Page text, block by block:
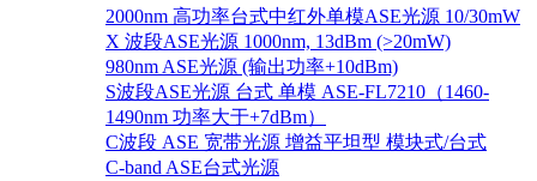
2000nm 高功率台式中红外单模ASE光源 10/30mW
X 波段ASE光源 1000nm, 13dBm (>20mW)
980nm ASE光源 (输出功率+10dBm)
S波段ASE光源 台式 单模 ASE-FL7210（1460-
1490nm 功率大于+7dBm）
C波段 ASE 宽带光源 增益平坦型 模块式/台式
C-band ASE台式光源